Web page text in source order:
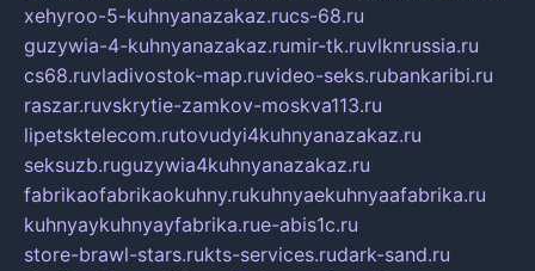
xehyroo-5-kuhnyanazakaz.rucs-68.ru
guzywia-4-kuhnyanazakaz.rumir-tk.ruvlknrussia.ru
cs68.ruvladivostok-map.ruvideo-seks.rubankaribi.ru
raszar.ruvskrytie-zamkov-moskva113.ru
lipetsktelecom.rutovudyi4kuhnyanazakaz.ru
seksuzb.ruguzywia4kuhnyanazakaz.ru
fabrikaofabrikaokuhny.rukuhnyaekuhnyaafabrika.ru
kuhnyaykuhnyayfabrika.rue-abis1c.ru
store-brawl-stars.rukts-services.rudark-sand.ru